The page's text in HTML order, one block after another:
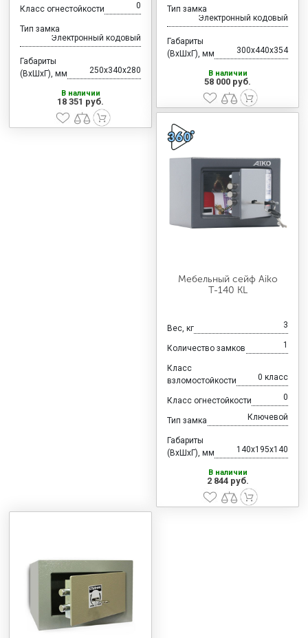
Класс огнестойкости 0
Тип замка
Электронный кодовый
Габариты
(ВхШхГ), мм
250x340x280
В наличии
18 351 руб.
Тип замка
Электронный кодовый
Габариты
(ВхШхГ), мм
300x440x354
В наличии
58 000 руб.
Мебельный сейф Aiko
Т-140 KL
Вес, кг 3
Количество замков 1
Класс
взломостойкости
0 класс
Класс огнестойкости 0
Тип замка Ключевой
Габариты
(ВхШхГ), мм
140x195x140
В наличии
2 844 руб.